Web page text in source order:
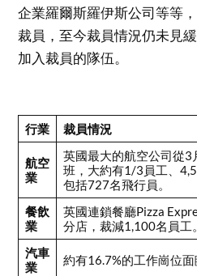
企業羅爾斯羅伊斯公司等等
裁員，至今裁員情況仍未見
加入裁員的隊伍。
行業 裁員情況
航空
業
英國最大的航空公司從3
班，大約有1/3員工、
包括727名飛行員。
餐飲
業
英國連鎖餐廳Pizza
分店，裁減1,100名員工。
汽車
業
約有16.7%的工作崗位